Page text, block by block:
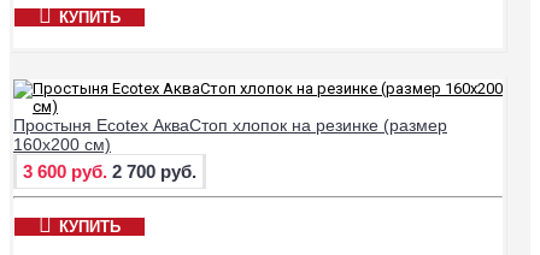
КУПИТЬ
Простыня Ecotex АкваСтоп хлопок на резинке (размер
160х200 см)
3 600 руб. 2 700 руб.
КУПИТЬ